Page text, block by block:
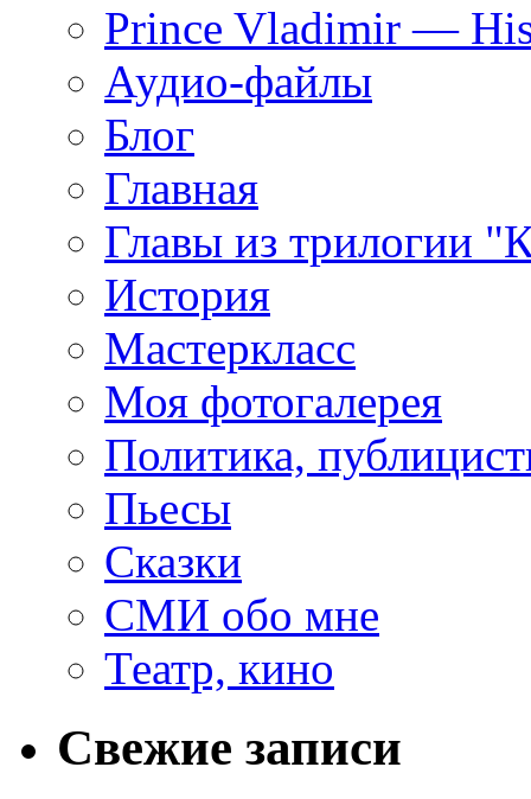
Prince Vladimir —
Аудио-файлы
Блог
Главная
Главы из трилогии
История
Мастеркласс
Моя фотогалерея
Политика,
Пьесы
Сказки
СМИ обо мне
Театр, кино
Свежие записи